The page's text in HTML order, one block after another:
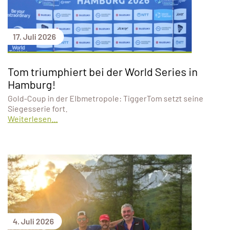
17. Juli 2026
Tom triumphiert bei der World Series in
Hamburg!
Gold-Coup in der Elbmetropole: TiggerTom setzt seine
Siegesserie fort.
Weiterlesen...
4. Juli 2026